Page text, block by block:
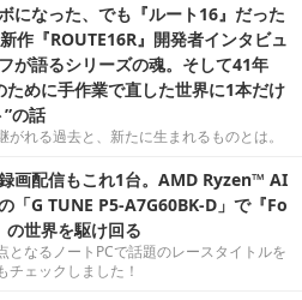
になった、でも『ルート16』だった
作『ROUTE16R』開発者インタビュ
が語るシリーズの魂。そして41年
ために手作業で直した世界に1本だけ
の話
がれる過去と、新たに生まれるものとは。
画配信もこれ1台。AMD Ryzen™ AI
「G TUNE P5-A7G60BK-D」で『Fo
世界を駆け回る
となるノートPCで話題のレースタイトルを
チェックしました！